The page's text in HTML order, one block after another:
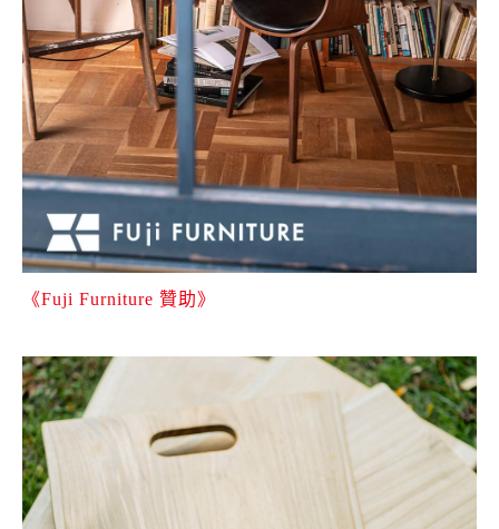
《Fuji Furniture 贊助》